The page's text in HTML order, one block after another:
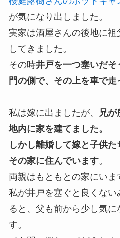
が気になり出しました。
実家は酒屋さんの後地に
してきました。
その時井戸を一つ塞いだ
門の側で、その上を車で
私は嫁に出ましたが、
兄
地内に家を建てました。
しかし離婚して嫁と子供
その家に住んでいます。
両親はもともとの家にいま
私が井戸を塞ぐと良くない
ると、父も前から少し気
す。